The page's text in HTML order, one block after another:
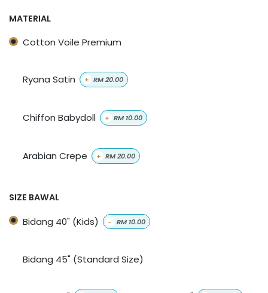
MATERIAL
Cotton Voile Premium
Ryana Satin + RM20.00
Chiffon Babydoll + RM 10.00
Arabian Crepe + RM20.00
SIZE BAWAL
Bidang 40" (Kids) - RM 10.00
Bidang 45" (Standard Size)